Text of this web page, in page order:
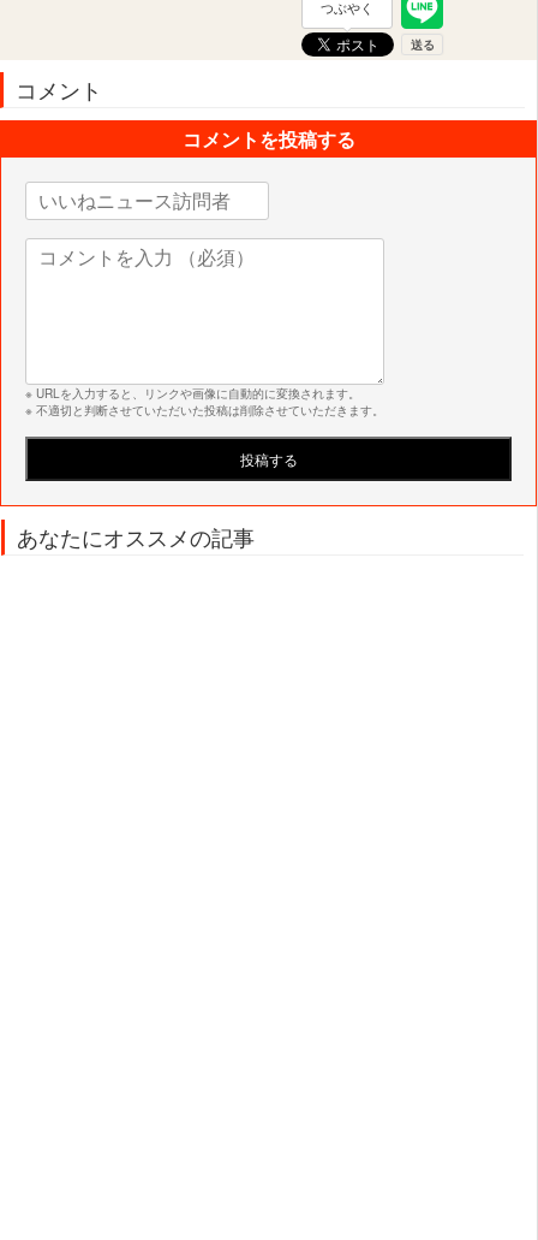
つぶやく
コメント
コメントを投稿する
※ URLを入力すると、リンクや画像に自動的に変換されます。
※ 不適切と判断させていただいた投稿は削除させていただきます。
あなたにオススメの記事